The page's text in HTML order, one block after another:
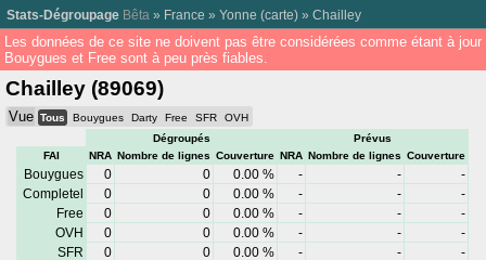
Stats-Dégroupage Bêta » France » Yonne (carte) » Chailley
Les données de ce site ne doivent pas être considérées comme étant à
Bouygues et Free sont à peu près fiables.
Chailley (89069)
Vue Tous Bouygues Darty Free SFR
OVH
Dégroupés
Prévus
FAI
NRA Nombre de lignes Couverture NRA Nombre de lignes Couverture
Bouygues 0 0 0.00 % - -
-
Completel
0 0 0.00 % - -
-
Free
0 0 0.00 % - -
-
OVH
0 0 0.00 % - -
-
SFR
0 0 0.00 % - -
-